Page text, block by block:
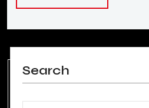
Search